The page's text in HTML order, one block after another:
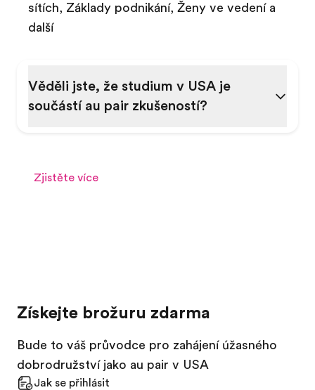
sítích, Základy podnikání, Ženy ve vedení a
další
Věděli jste, že studium v ​​USA je
součástí au pair zkušeností?
Zjistěte více
Získejte brožuru zdarma
Bude to váš průvodce pro zahájení úžasného
dobrodružství jako au pair v USA
Jak se přihlásit